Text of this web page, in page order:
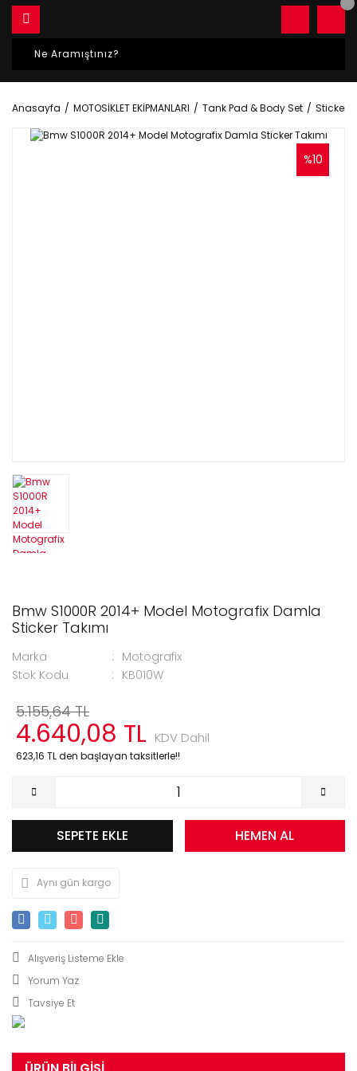
Anasayfa MOTOSİKLET EKİPMANLARI Tank Pad & Body Set Sticker
%10
Bmw S1000R 2014+ Model Motografix Damla
Sticker Takımı
Marka
Motografix
Stok Kodu
KB010W
5.155,64 TL
4.640,08 TL KDV Dahil
623,16 TL den başlayan taksitlerle!!
SEPETE EKLE HEMEN AL
Aynı gün kargo
Yorum Yaz
Tavsiye Et